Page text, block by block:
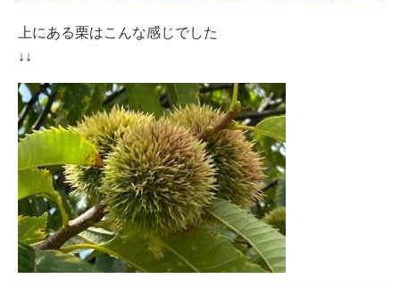
上にある栗はこんな感じでした
↓↓